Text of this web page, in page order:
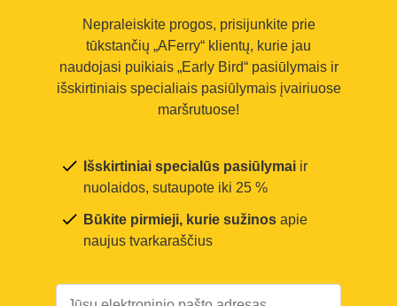
Nepraleiskite progos, prisijunkite prie
tūkstančių „AFerry“ klientų, kurie jau
naudojasi puikiais „Early Bird“ pasiūlymais ir
išskirtiniais specialiais pasiūlymais įvairiuose
maršrutuose!
Išskirtiniai specialūs pasiūlymai ir
nuolaidos, sutaupote iki 25 %
Būkite pirmieji, kurie sužinos apie
naujus tvarkaraščius